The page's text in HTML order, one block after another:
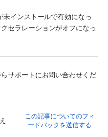
インストールで有効になっ
セラレーションがオフになっ
サポートにお問い合わせくだ
この記事についてのフィ
ードバックを送信する